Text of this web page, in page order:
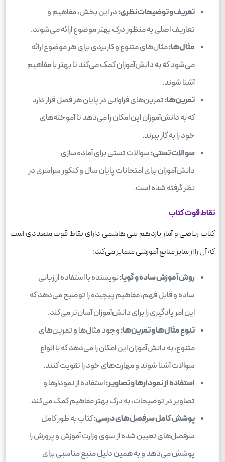
تعریف و توضیحات نظری:در این بخش، مفاهیم و
تعاریف اصلی به منظور درک بهتر موضوع ارائه می‌شوند.
مثال‌ها:مثال‌های متنوع و کاربردی برای هر موضوع ارائه
می‌شود که به دانش‌آموزان کمک می‌کند تا بهتر با مفاهیم
آشنا شوند.
تمرین‌ها:تمرین‌های فراوانی در پایان هر فصل قرار دارد
که به دانش‌آموزان این امکان را می‌دهد تا آموخته‌های
خود را به کار ببرند.
سوالات تستی:سوالات تستی برای آماده‌سازی
دانش‌آموزان برای امتحانات پایان سال و کنکور سراسری در
نظر گرفته شده است.
نقاط قوت کتاب
کتاب ریاضی و آمار یازدهم بنی هاشمی دارای نقاط قوت متعددی است
که آن را از سایر منابع آموزشی متمایز می‌کند:
روش آموزش ساده و گویا:نویسنده با استفاده از زبانی
ساده و قابل فهم، مفاهیم پیچیده را توضیح می‌دهد که
این امر یادگیری را برای دانش‌آموزان آسان‌تر می‌کند.
تنوع مثال‌ها و تمرین‌ها:وجود مثال‌ها و تمرین‌های
متنوع، به دانش‌آموزان این امکان را می‌دهد که با انواع
سوالات آشنا شوند و مهارت‌های خود را تقویت کنند.
استفاده از نمودارها و تصاویر:استفاده از نمودارها و
تصاویر در توضیحات، به درک بهتر مفاهیم کمک می‌کند.
پوشش کامل سرفصل‌های درسی:کتاب به طور کامل
سرفصل‌های تعیین شده از سوی وزارت آموزش و پرورش را
پوشش می‌دهد و به همین دلیل منبع مناسبی برای